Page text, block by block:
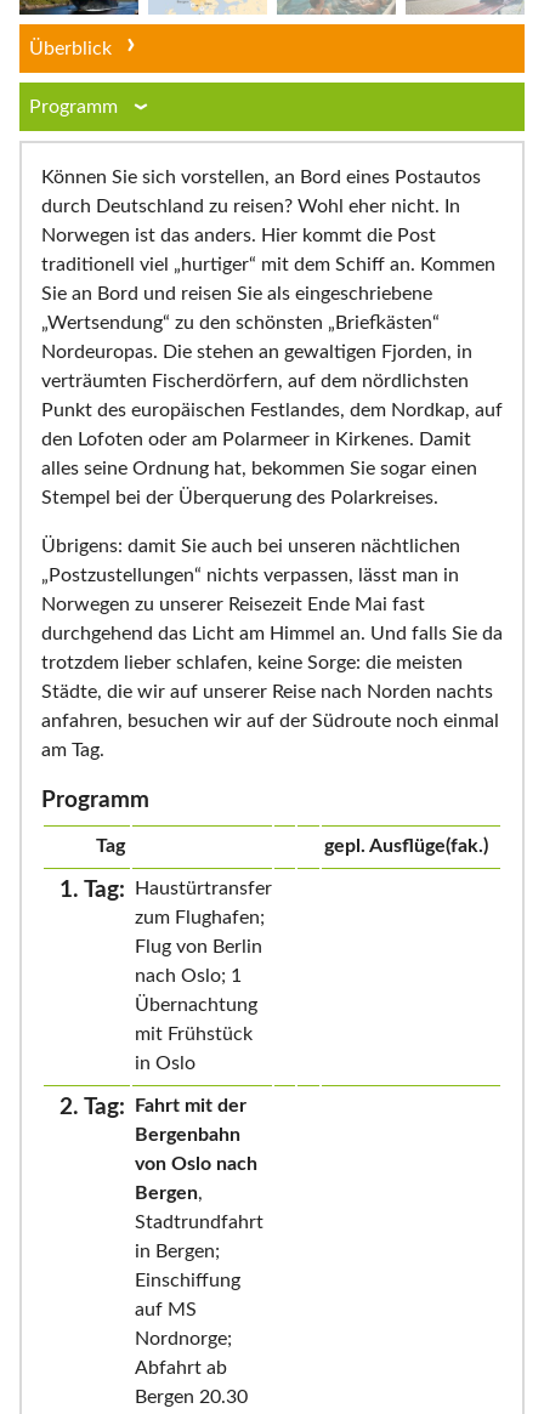
Überblick
Programm
Können Sie sich vorstellen, an Bord eines Postautos
durch Deutschland zu reisen? Wohl eher nicht. In
Norwegen ist das anders. Hier kommt die Post
traditionell viel „hurtiger“ mit dem Schiff an. Kommen
Sie an Bord und reisen Sie als eingeschriebene
„Wertsendung“ zu den schönsten „Briefkästen“
Nordeuropas. Die stehen an gewaltigen Fjorden, in
verträumten Fischerdörfern, auf dem nördlichsten
Punkt des europäischen Festlandes, dem Nordkap, auf
den Lofoten oder am Polarmeer in Kirkenes. Damit
alles seine Ordnung hat, bekommen Sie sogar einen
Stempel bei der Überquerung des Polarkreises.
Übrigens: damit Sie auch bei unseren nächtlichen
„Postzustellungen“ nichts verpassen, lässt man in
Norwegen zu unserer Reisezeit Ende Mai fast
durchgehend das Licht am Himmel an. Und falls Sie da
trotzdem lieber schlafen, keine Sorge: die meisten
Städte, die wir auf unserer Reise nach Norden nachts
anfahren, besuchen wir auf der Südroute noch einmal
am Tag.
Programm
Tag gepl. Ausflüge(fak.)
1. Tag:
Haustürtransfer
zum Flughafen;
Flug von Berlin
nach Oslo; 1
Übernachtung
mit Frühstück
in Oslo
2. Tag:
Fahrt mit der
Bergenbahn
von Oslo nach
Bergen,
Stadtrundfahrt
in Bergen;
Einschiffung
auf MS
Nordnorge;
Abfahrt ab
Bergen 20.30